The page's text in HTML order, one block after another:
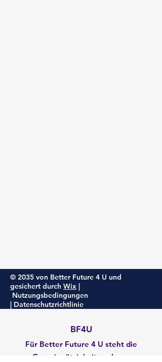
© 2035 von Better Future 4 U und
gesichert durch Wix |
Nutzungsbedingungen
| Datenschutzrichtlinie
BF4U
Für Better Future 4 U steht die
Gemeinnützigkeit noch aus